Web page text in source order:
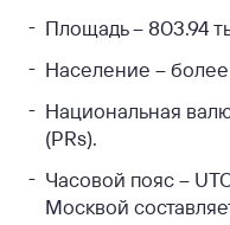
Площадь – 803.94
Население –
Национальная
(PRs).
Часовой пояс –
Москвой